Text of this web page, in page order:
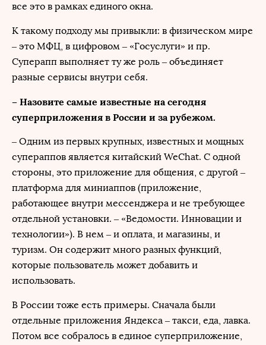
все это в рамках единого окна.
К такому подходу мы привыкли: в физическом мире
– это МФЦ, в цифровом – «Госуслуги» и пр.
Суперапп выполняет ту же роль – объединяет
разные сервисы внутри себя.
– Назовите самые известные на сегодня
суперприложения в России и за рубежом.
– Одним из первых крупных, известных и мощных
супераппов является китайский WeChat. С одной
стороны, это приложение для общения, с другой –
платформа для миниаппов (приложение,
работающее внутри мессенджера и не требующее
отдельной установки. – «Ведомости. Инновации и
технологии»). В нем – и оплата, и магазины, и
туризм. Он содержит много разных функций,
которые пользователь может добавить и
использовать.
В России тоже есть примеры. Сначала были
отдельные приложения Яндекса – такси, еда, лавка.
Потом все собралось в единое суперприложение,